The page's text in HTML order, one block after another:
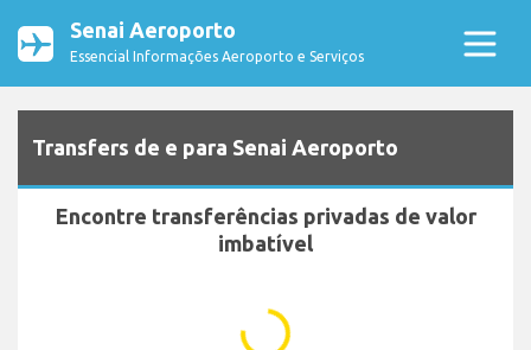
Senai Aeroporto
Essencial Informações Aeroporto e Serviços
Transfers de e para Senai Aeroporto
Encontre transferências privadas de valor
imbatível
...